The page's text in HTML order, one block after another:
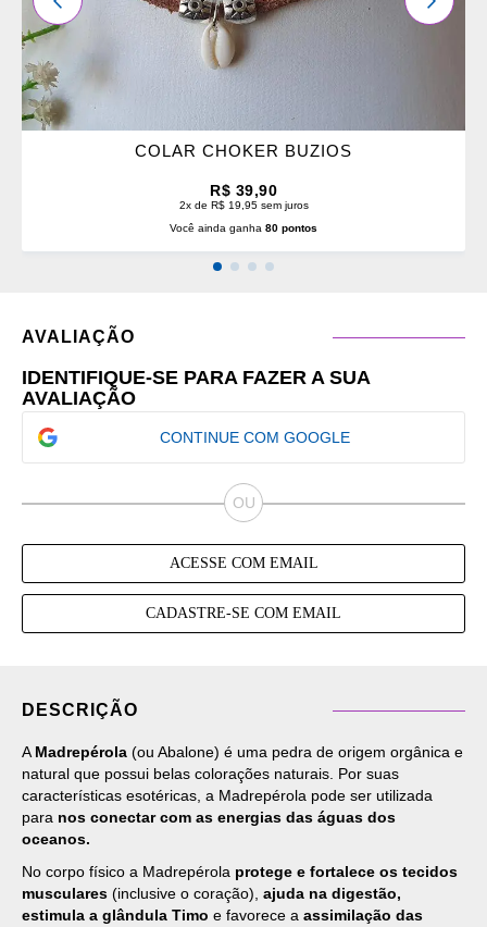
COLAR CHOKER BUZIOS
R$ 39,90
2x de R$ 19,95 sem juros
Você ainda ganha 80 pontos
AVALIAÇÃO
IDENTIFIQUE-SE PARA FAZER A SUA
AVALIAÇÃO
CONTINUE COM GOOGLE
ACESSE COM EMAIL
CADASTRE-SE COM EMAIL
DESCRIÇÃO
A Madrepérola (ou Abalone) é uma pedra de origem orgânica e
natural que possui belas colorações naturais. Por suas
características esotéricas, a Madrepérola pode ser utilizada
para nos conectar com as energias das águas dos
oceanos.
No corpo físico a Madrepérola protege e fortalece os tecidos
musculares (inclusive o coração), ajuda na digestão,
estimula a glândula Timo e favorece a assimilação das